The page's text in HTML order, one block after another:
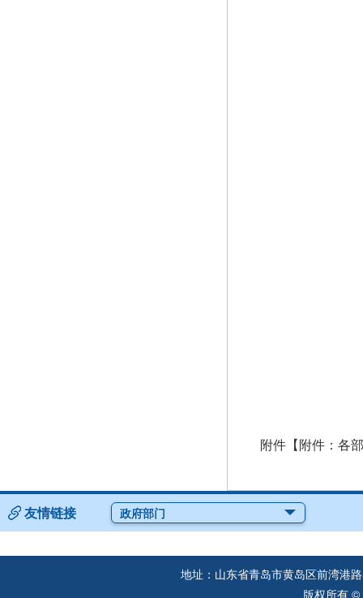
附件【附件：各
友情链接 政府部门
地址：山东省青岛市黄岛区前湾
版权所有 ©